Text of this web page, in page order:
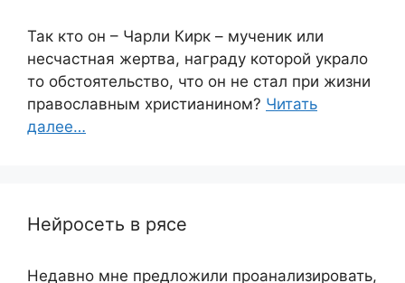
Так кто он – Чарли Кирк – мученик или
несчастная жертва, награду которой украло
то обстоятельство, что он не стал при жизни
православным христианином? Читать
далее…
Нейросеть в рясе
Недавно мне предложили проанализировать,